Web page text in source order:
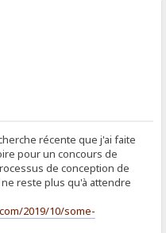
récente que j'ai faite
pour un concours de
de conception de
reste plus qu'à attendre
2019/10/some-